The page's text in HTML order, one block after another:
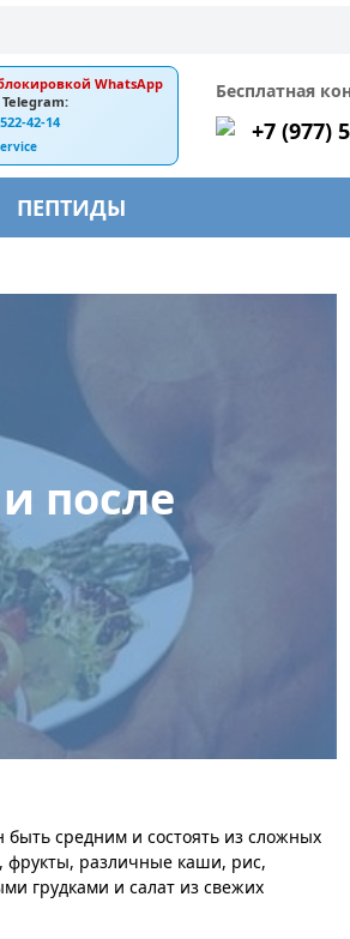
WhatsApp
42-14
Бесплатная
+7 (977)
ПЕПТИДЫ
после
средним и состоять из сложных
фрукты, различные каши, рис,
грудками и салат из свежих